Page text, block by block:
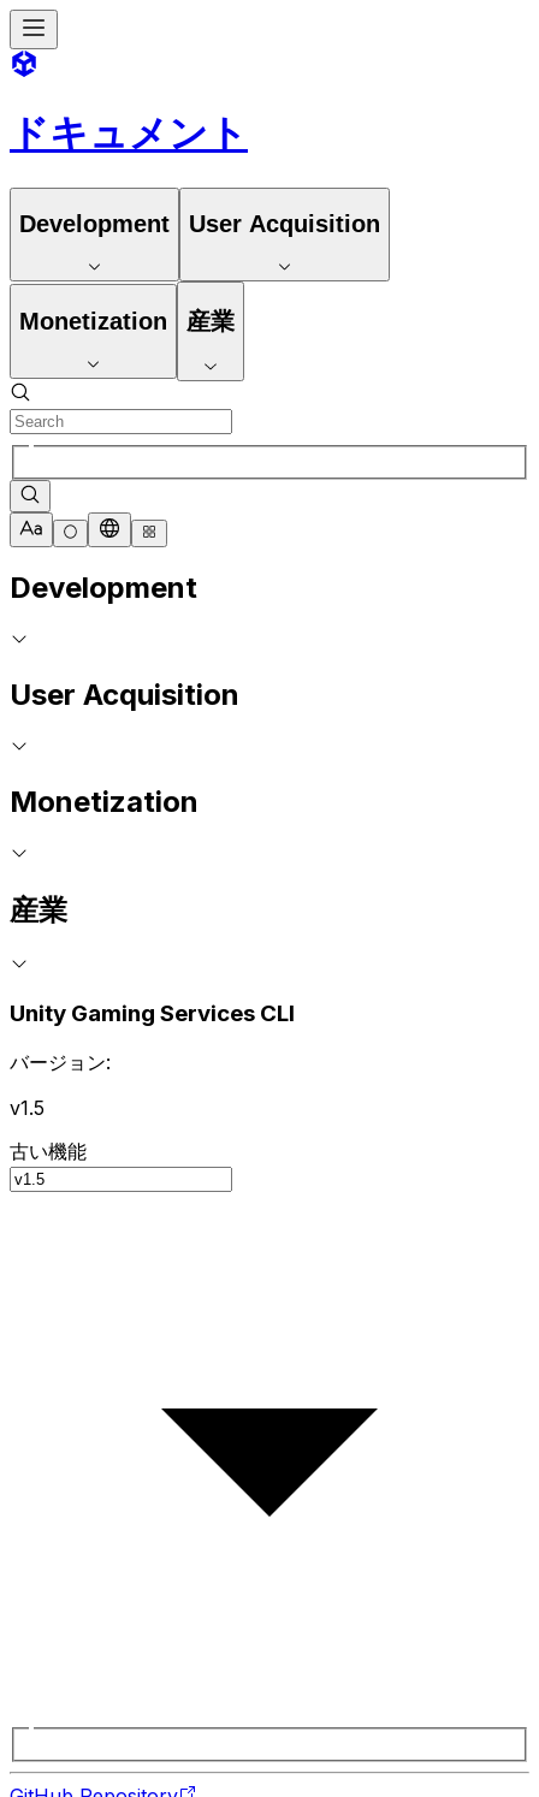
ドキュメント
Development User Acquisition
Monetization 産業
Development
User Acquisition
Monetization
産業
Unity Gaming Services CLI
バージョン:
v1.5
古い機能